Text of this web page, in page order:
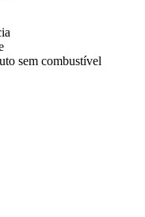
sem combustível